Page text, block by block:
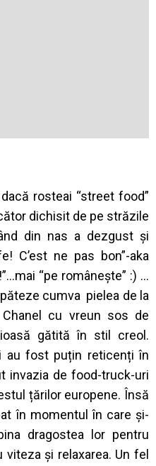
rosteai “street food”
dichisit de pe străzile
din nas a dezgust și
C’est ne pas bon”-aka
“pe românește” :) …
cumva pielea de la
cu vreun sos de
gătită în stil creol.
au fost puțin reticenți în
invazia de food-truck-uri
țărilor europene. Însă
în momentul în care și-
dragostea lor pentru
și relaxarea. Un fel